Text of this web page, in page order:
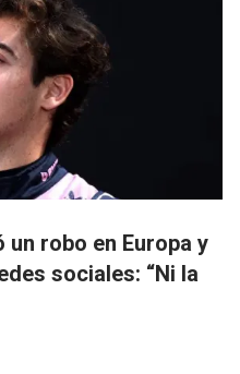
robo en Europa y
sociales: “Ni la